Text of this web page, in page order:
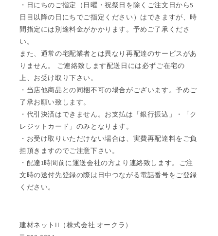
・日にちのご指定（日曜・祝祭日を除くご注文日から5
日目以降の日にちでご指定ください）はできますが、時
間指定には別途料金がかかります。予めご了承くださ
い。
また、通常の宅配業者とは異なり再配達のサービスがあ
りません。 ご連絡致します配送日には必ずご在宅の
上、お受け取り下さい。
・当店他商品との同梱不可の場合がございます。予めご
了承お願い致します。
・代引決済はできません。お支払は「銀行振込」・「ク
レジットカード」のみとなります。
・お受け取りいただけない場合は、実費再配達料をご負
担頂きますのでご注意下さい。
・配達1時間前に運送会社の方より連絡致します。ご注
文時の送付先登録の際は日中つながる電話番号をご登録
ください。
建材ネットII（株式会社 オークラ）